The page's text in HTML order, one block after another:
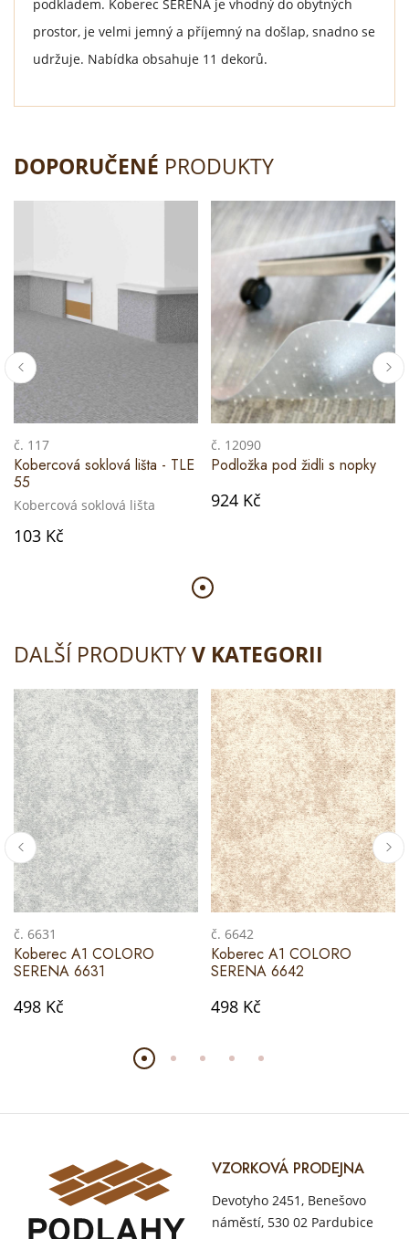
podkladem. Koberec SERENA je vhodný do obytných
prostor, je velmi jemný a příjemný na došlap, snadno se
udržuje. Nabídka obsahuje 11 dekorů.
DOPORUČENÉ PRODUKTY
č. 117
Kobercová soklová lišta - TLE
55
Kobercová soklová lišta
103 Kč
č. 12090
Podložka pod židli s nopky
924 Kč
DALŠÍ PRODUKTYV KATEGORII
č. 6631
Koberec A1 COLORO
SERENA 6631
498 Kč
č. 6642
Koberec A1 COLORO
SERENA 6642
498 Kč
VZORKOVÁ PRODEJNA
Devotyho 2451, Benešovo
náměstí, 530 02 Pardubice